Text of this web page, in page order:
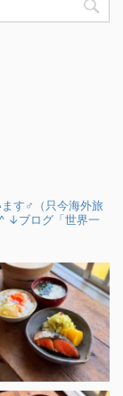
す♂（只今海外旅
↓ブログ「世界一